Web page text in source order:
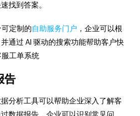
找到答案。
定制的自助服务门户 ，企业可以根
通过 AI 驱动的搜索功能帮助客户快
告
分析工具可以帮助企业深入了解客
数据报告，企业可以识别常见问